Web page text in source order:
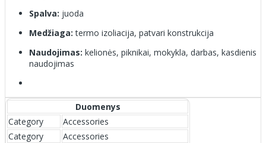
Spalva: juoda
Medžiaga: termo izoliacija, patvari konstrukcija
Naudojimas: kelionės, piknikai, mokykla, darbas, kasdienis
naudojimas
Duomenys
Category
Accessories
Category
Accessories